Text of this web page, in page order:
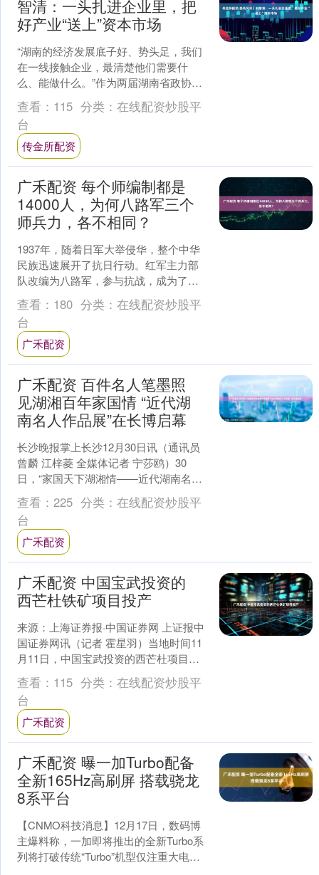
智清：一头扎进企业里，把
好产业“送上”资本市场
“湖南的经济发展底子好、势头足，我们
在一线接触企业，最清楚他们需要什
么、能做什么。”作为两届湖南省政协委
员，刘智清这样形容自己的履职心得。
过去几年，他凭借自己在....
查看： 115 分类： 在线配资炒股平
台
传金所配资
广禾配资 每个师编制都是
14000人，为何八路军三个
师兵力，各不相同？
1937年，随着日军大举侵华，整个中华
民族迅速展开了抗日行动。红军主力部
队改编为八路军，参与抗战，成为了抗
战史上的关键一步。 但是，按照常理，
每个师的编制应该为....
查看： 180 分类： 在线配资炒股平
台
广禾配资
广禾配资 百件名人笔墨照
见湖湘百年家国情 “近代湖
南名人作品展”在长博启幕
长沙晚报掌上长沙12月30日讯（通讯员
曾麟 江梓菱 全媒体记者 宁莎鸥）30
日，“家国天下湖湘情——近代湖南名人
作品展”在长沙博物馆特展一厅开幕。作
为长沙博物....
查看： 225 分类： 在线配资炒股平
台
广禾配资
广禾配资 中国宝武投资的
西芒杜铁矿项目投产
来源：上海证券报·中国证券网 上证报中
国证券网讯（记者 霍星羽）当地时间11
月11日，中国宝武投资的西芒杜项目投
产启动仪式在几内亚马瑞巴亚港举行。
作为几内亚国....
查看： 115 分类： 在线配资炒股平
台
广禾配资
广禾配资 曝一加Turbo配备
全新165Hz高刷屏 搭载骁龙
8系平台
【CNMO科技消息】12月17日，数码博
主爆料称，一加即将推出的全新Turbo系
列将打破传统“Turbo”机型仅注重大电池